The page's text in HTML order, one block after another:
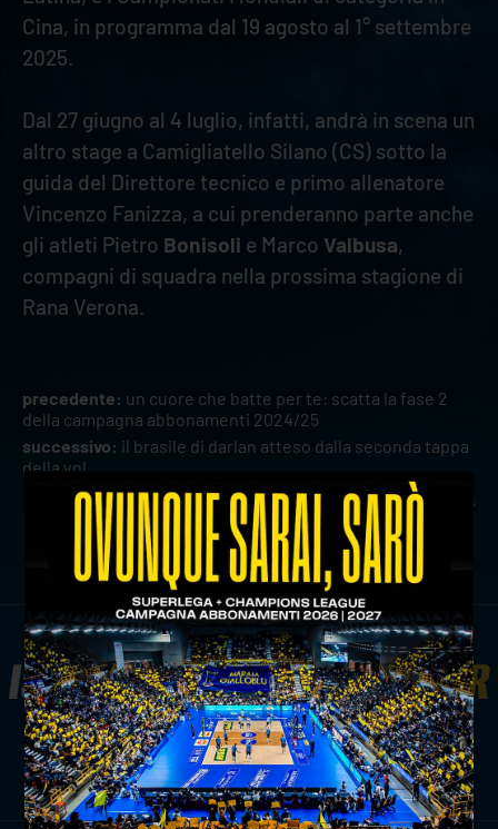
Cina, in programma dal 19 agosto al 1° settembre
2025.
Dal 27 giugno al 4 luglio, infatti, andrà in scena un
altro stage a Camigliatello Silano (CS) sotto la
guida del Direttore tecnico e primo allenatore
Vincenzo Fanizza, a cui prenderanno parte anche
gli atleti Pietro Bonisoli e Marco Valbusa,
compagni di squadra nella prossima stagione di
Rana Verona.
precedente: un cuore che batte per te: scatta la fase 2
della campagna abbonamenti 2024/25
successivo: il brasile di darlan atteso dalla seconda tappa
della vnl
news prima squadra
ISCRIVITI ALLANEWSLETTER
ISCRIVITI ORA